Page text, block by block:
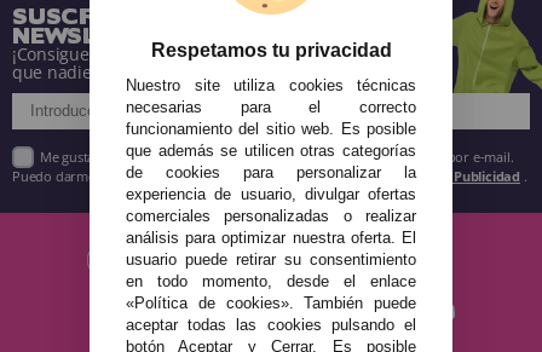
SUSCRÍBETE A NUESTRA
NEWSLETTER
¡Consigue descuentos y entérate de todo antes
que nadie!
Me gustaría recibir descuentos exclusivos, novedades y tendencias por e-mail.
Puedo darme de baja cuando quiera según lo recogido en la Política de Publicidad .
Respetamos tu privacidad
Nuestro site utiliza cookies técnicas
necesarias para el correcto
funcionamiento del sitio web. Es posible
que además se utilicen otras categorías
de cookies para personalizar la
experiencia de usuario, divulgar ofertas
comerciales personalizadas o realizar
análisis para optimizar nuestra oferta. El
usuario puede retirar su consentimiento
en todo momento, desde el enlace
«Política de cookies». También puede
aceptar todas las cookies pulsando el
botón Aceptar y Cerrar. Es posible